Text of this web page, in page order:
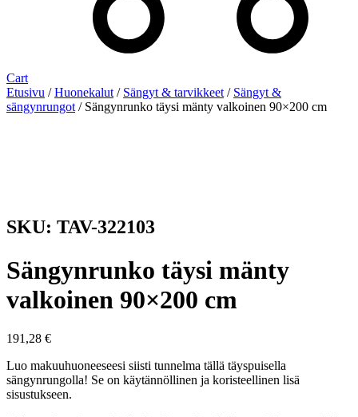
Cart
Etusivu /Huonekalut / Sängyt & tarvikkeet / Sängyt &
sängynrungot / Sängynrunko täysi mänty valkoinen 90×200 cm
SKU: TAV-322103
Sängynrunko täysi mänty
valkoinen 90×200 cm
191,28 €
Luo makuuhuoneeseesi siisti tunnelma tällä täyspuisella
sängynrungolla! Se on käytännöllinen ja koristeellinen lisä
sisustukseen.